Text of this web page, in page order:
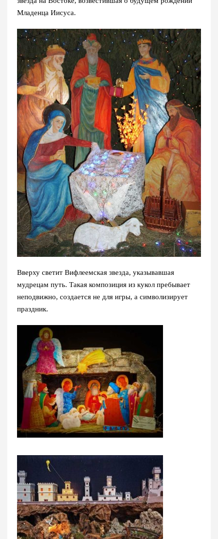
Младенца Иисуса.
Вверху светит Вифлеемская звезда, указывавшая
мудрецам путь. Такая композиция из кукол пребывает
неподвижно, создается не для игры, а символизирует
праздник.